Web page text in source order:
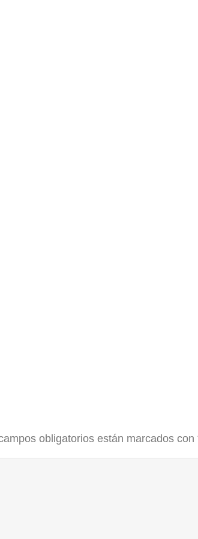
obligatorios están marcados con